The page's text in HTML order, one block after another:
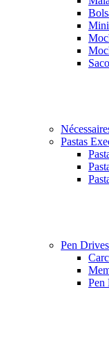
Mini
Pastas
Pen
Pen